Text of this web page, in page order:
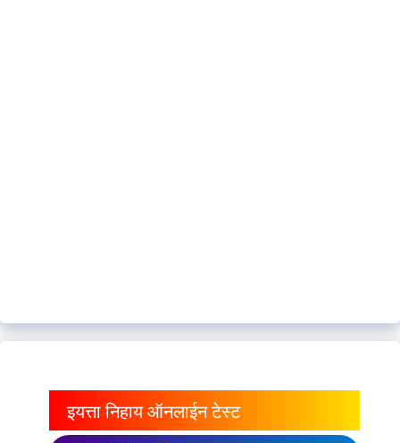
इयत्ता निहाय ऑनलाईन टेस्ट